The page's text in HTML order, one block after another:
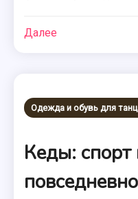
Далее
Одежда и обувь для
Кеды: спорт